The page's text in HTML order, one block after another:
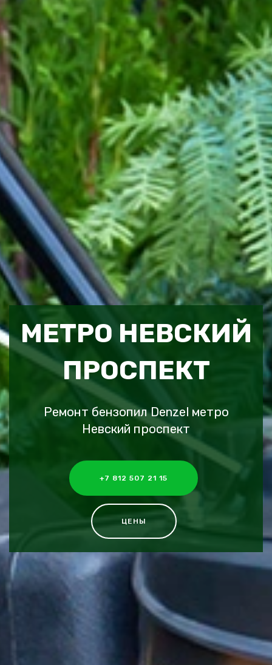
МЕТРО НЕВСКИЙ
ПРОСПЕКТ
Ремонт бензопил Denzel метро
Невский проспект
+7 812 507 21 15
ЦЕНЫ